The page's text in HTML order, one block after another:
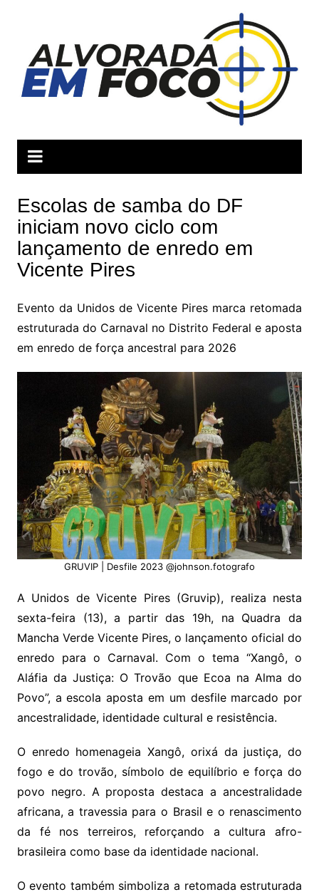
conteúdo
Escolas de samba do DF
iniciam novo ciclo com
lançamento de enredo em
Vicente Pires
Evento da Unidos de Vicente Pires marca retomada
estruturada do Carnaval no Distrito Federal e aposta
em enredo de força ancestral para 2026
GRUVIP | Desfile 2023 @johnson.fotografo
A Unidos de Vicente Pires (Gruvip), realiza nesta
sexta-feira (13), a partir das 19h, na Quadra da
Mancha Verde Vicente Pires, o lançamento oficial do
enredo para o Carnaval. Com o tema “Xangô, o
Aláfia da Justiça: O Trovão que Ecoa na Alma do
Povo”, a escola aposta em um desfile marcado por
ancestralidade, identidade cultural e resistência.
O enredo homenageia Xangô, orixá da justiça, do
fogo e do trovão, símbolo de equilíbrio e força do
povo negro. A proposta destaca a ancestralidade
africana, a travessia para o Brasil e o renascimento
da fé nos terreiros, reforçando a cultura afro-
brasileira como base da identidade nacional.
O evento também simboliza a retomada estruturada